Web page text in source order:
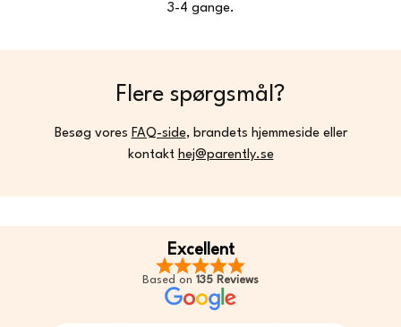
3-4 gange.
Flere spørgsmål?
Besøg vores FAQ-side, brandets hjemmeside eller
kontakt hej@parently.se
Excellent
Based on 135 Reviews